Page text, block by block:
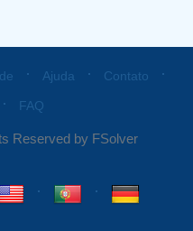
⋅ Ajuda ⋅ Contato ⋅
⋅ FAQ
Reserved by FSolver
⋅ ⋅